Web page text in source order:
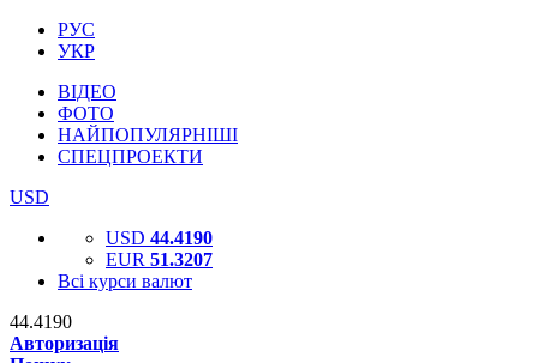
РУС
УКР
ВІДЕО
ФОТО
НАЙПОПУЛЯРНІШІ
СПЕЦПРОЕКТИ
USD
USD 44.4190
EUR 51.3207
Всі курси валют
44.4190
Авторизація